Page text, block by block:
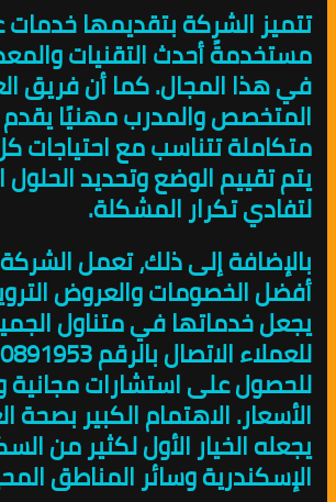
تتميز الشركة بتقديمها خدمات
مستخدمةً أحدث التقنيات
في هذا المجال. كما أن فريق
المتخصص والمدرب مهنيًا
متكاملة تتناسب مع احتياجات
يتم تقييم الوضع وتحديد الحلول
لتفادي تكرار المشكلة.
بالإضافة إلى ذلك، تعمل
أفضل الخصومات والعروض
يجعل خدماتها في متناول
للعملاء الاتصال
للحصول على استشارات
الأسعار. الاهتمام الكبير بصحة
يجعله الخيار الأول لكثير من
الإسكندرية وسائر المناطق